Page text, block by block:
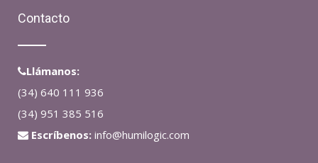
Contacto
Llámanos:
(34) 640 111 936
(34) 951 385 516
Escríbenos: info@humilogic.com